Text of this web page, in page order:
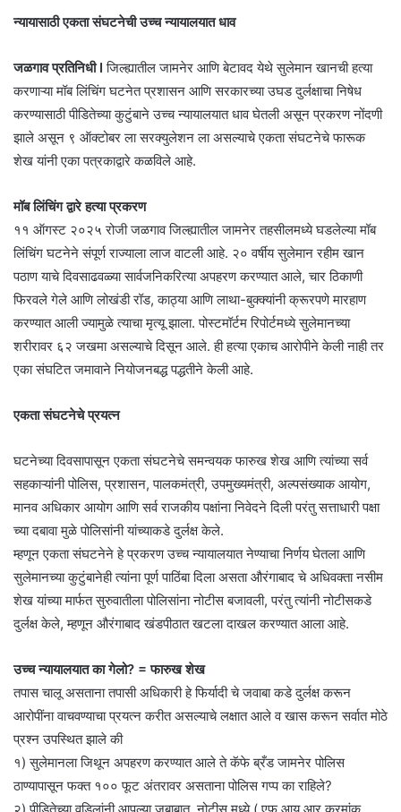
न्यायासाठी एकता संघटनेची उच्च न्यायालयात धाव
जळगाव प्रतिनिधी I जिल्ह्यातील जामनेर आणि बेटावद येथे सुलेमान खानची हत्या
करणाऱ्या मॉब लिंचिंग घटनेत प्रशासन आणि सरकारच्या उघड दुर्लक्षाचा निषेध
करण्यासाठी पीडितेच्या कुटुंबाने उच्च न्यायालयात धाव घेतली असून प्रकरण नोंदणी
झाले असून ९ ऑक्टोबर ला सरक्युलेशन ला असल्याचे एकता संघटनेचे फारूक
शेख यांनी एका पत्रकाद्वारे कळविले आहे.
मॉब लिंचिंग द्वारे हत्या प्रकरण
११ ऑगस्ट २०२५ रोजी जळगाव जिल्ह्यातील जामनेर तहसीलमध्ये घडलेल्या मॉब
लिंचिंग घटनेने संपूर्ण राज्याला लाज वाटली आहे. २० वर्षीय सुलेमान रहीम खान
पठाण याचे दिवसाढवळ्या सार्वजनिकरित्या अपहरण करण्यात आले, चार ठिकाणी
फिरवले गेले आणि लोखंडी रॉड, काठ्या आणि लाथा-बुक्क्यांनी क्रूरपणे मारहाण
करण्यात आली ज्यामुळे त्याचा मृत्यू झाला. पोस्टमॉर्टम रिपोर्टमध्ये सुलेमानच्या
शरीरावर ६२ जखमा असल्याचे दिसून आले. ही हत्या एकाच आरोपीने केली नाही तर
एका संघटित जमावाने नियोजनबद्ध पद्धतीने केली आहे.
एकता संघटनेचे प्रयत्न
घटनेच्या दिवसापासून एकता संघटनेचे समन्वयक फारुख शेख आणि त्यांच्या सर्व
सहकाऱ्यांनी पोलिस, प्रशासन, पालकमंत्री, उपमुख्यमंत्री, अल्पसंख्याक आयोग,
मानव अधिकार आयोग आणि सर्व राजकीय पक्षांना निवेदने दिली परंतु सत्ताधारी पक्षा
च्या दबावा मुळे पोलिसांनी यांच्याकडे दुर्लक्ष केले.
म्हणून एकता संघटनेने हे प्रकरण उच्च न्यायालयात नेण्याचा निर्णय घेतला आणि
सुलेमानच्या कुटुंबानेही त्यांना पूर्ण पाठिंबा दिला असता औरंगाबाद चे अधिवक्ता नसीम
शेख यांच्या मार्फत सुरुवातीला पोलिसांना नोटीस बजावली, परंतु त्यांनी नोटीसकडे
दुर्लक्ष केले, म्हणून औरंगाबाद खंडपीठात खटला दाखल करण्यात आला आहे.
उच्च न्यायालयात का गेलो? = फारुख शेख
तपास चालू असताना तपासी अधिकारी हे फिर्यादी चे जवाबा कडे दुर्लक्ष करून
आरोपींना वाचवण्याचा प्रयत्न करीत असल्याचे लक्षात आले व खास करून सर्वात मोठे
प्रश्न उपस्थित झाले की
१) सुलेमानला जिथून अपहरण करण्यात आले ते कॅफे ब्रँड जामनेर पोलिस
ठाण्यापासून फक्त १०० फूट अंतरावर असताना पोलिस गप्प का राहिले?